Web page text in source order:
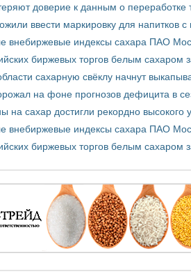
доверие к данным о переработке
ввести маркировку для напитков
внебиржевые индексы сахара ПАО
биржевых торгов белым сахаром
сахарную свёклу начнут
на фоне прогнозов дефицита в
на сахар достигли рекордно высокого
внебиржевые индексы сахара ПАО
биржевых торгов белым сахаром